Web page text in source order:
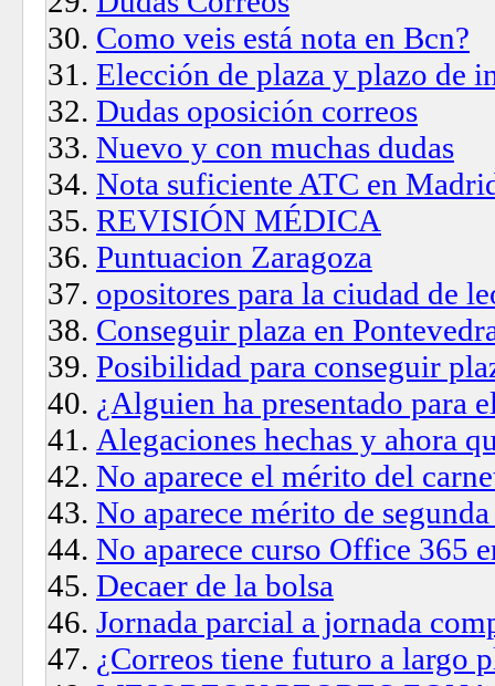
Como veis está nota en Bcn?
Elección de plaza y plazo de
Dudas oposición correos
Nuevo y con muchas dudas
Nota suficiente ATC en
REVISIÓN MÉDICA
Puntuacion Zaragoza
opositores para la ciudad de
Conseguir plaza en
Posibilidad para conseguir
¿Alguien ha presentado para
Alegaciones hechas y ahora
No aparece el mérito del
No aparece mérito de
No aparece curso Office 365
Decaer de la bolsa
Jornada parcial a jornada
¿Correos tiene futuro a largo